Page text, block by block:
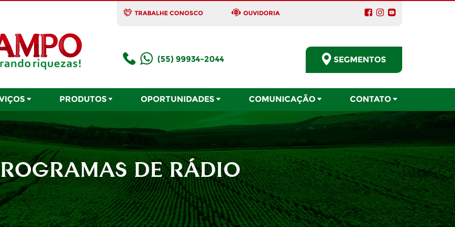
TRABALHE CONOSCO OUVIDORIA
(55) 99934-2044 SEGMENTOS
PRODUTOS OPORTUNIDADES COMUNICAÇÃO CONTATO
DE RÁDIO